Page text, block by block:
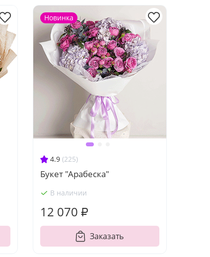
4.9 (225)
Букет "Арабеска"
В наличии
12 070 ₽
Заказать
Новинка